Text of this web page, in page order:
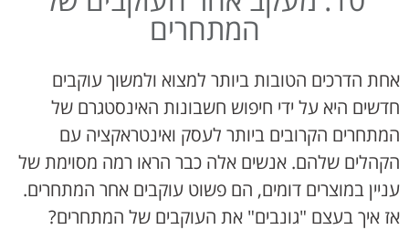
המתחרים
אחת הדרכים הטובות ביותר למצוא ולמשוך עוקבים
חדשים היא על ידי חיפוש חשבונות האינסטגרם של
המתחרים הקרובים ביותר לעסק ואינטראקציה עם
הקהלים שלהם. אנשים אלה כבר הראו רמה מסוימת של
עניין במוצרים דומים, הם פשוט עוקבים אחר המתחרים.
אז איך בעצם "גונבים" את העוקבים של המתחרים?